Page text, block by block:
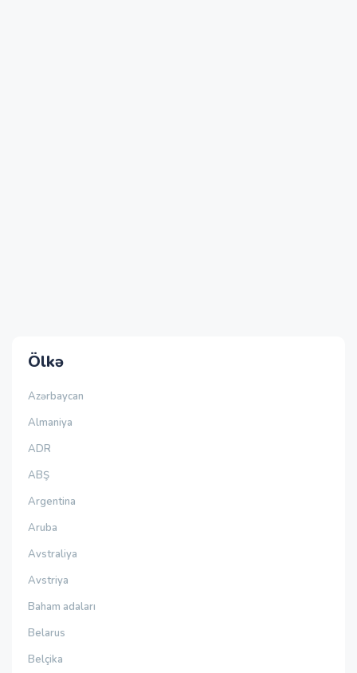
Ölkə
Azərbaycan
Almaniya
ADR
ABŞ
Argentina
Aruba
Avstraliya
Avstriya
Baham adaları
Belarus
Belçika